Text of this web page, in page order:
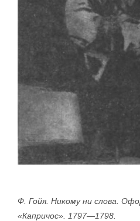
Ф. Гойя. Никому ни слова.
«Капричос». 1797—1798.